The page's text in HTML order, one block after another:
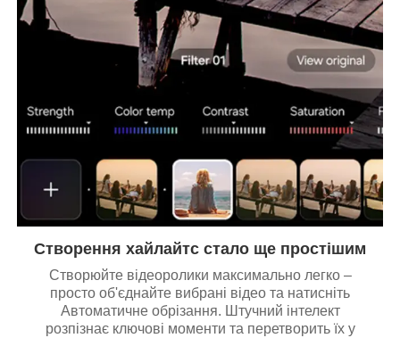
Створення хайлайтс стало ще простішим
Створюйте відеоролики максимально легко –
просто об'єднайте вибрані відео та натисніть
Автоматичне обрізання. Штучний інтелект
розпізнає ключові моменти та перетворить їх у